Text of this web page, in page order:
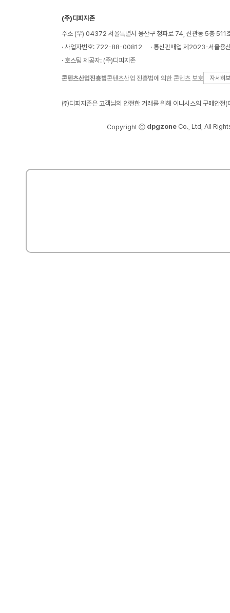
(주)디피지존
주소 (우) 04372 서울특별시 용산구 청파로 74, 신관동 5층 511
· 사업자번호: 722-88-00812
· 통신판매업 제2023-서울
· 호스팅 제공자: (주)디피지존
콘텐츠산업진흥법콘텐츠산업 진흥법에 의한 콘텐츠 보호 자세히
㈜디피지존은 고객님의 안전한 거래를 위해 이니시스의 구매안전
Copyright ⓒ dpgzone Co., Ltd, All